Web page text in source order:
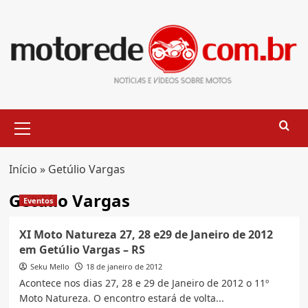
content
Menu
Início » Getúlio Vargas
Getúlio Vargas
Eventos
XI Moto Natureza 27, 28 e29 de Janeiro de 2012
em Getúlio Vargas – RS
Seku Mello 18 de janeiro de 2012
Acontece nos dias 27, 28 e 29 de Janeiro de 2012 o 11º
Moto Natureza. O encontro estará de volta...